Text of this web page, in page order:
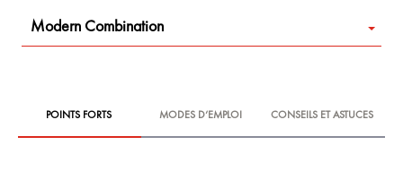
Modern Combination
POINTS FORTS MODES D‘EMPLOI CONSEILS ET ASTUCES